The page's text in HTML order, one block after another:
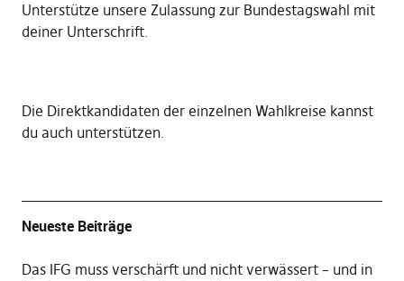
Unterstütze unsere Zulassung zur Bundestagswahl mit
deiner Unterschrift.
Die Direktkandidaten der einzelnen Wahlkreise kannst
du auch unterstützen.
Neueste Beiträge
Das IFG muss verschärft und nicht verwässert – und in